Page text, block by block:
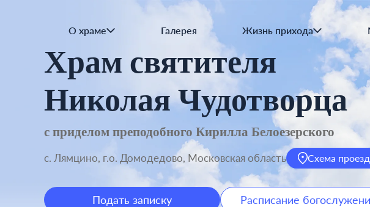
О храме
Приходские старостиГалерея Жизнь прихода
Храм святителя
Николая Чудотворца
с приделом преподобного Кирилла Белоезерского
с. Лямцино, г.о. Домодедово, Московская область Схема
Подать записку Расписание